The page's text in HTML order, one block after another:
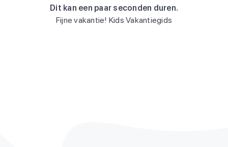
Dit kan een paar seconden duren.
Fijne vakantie! Kids Vakantiegids